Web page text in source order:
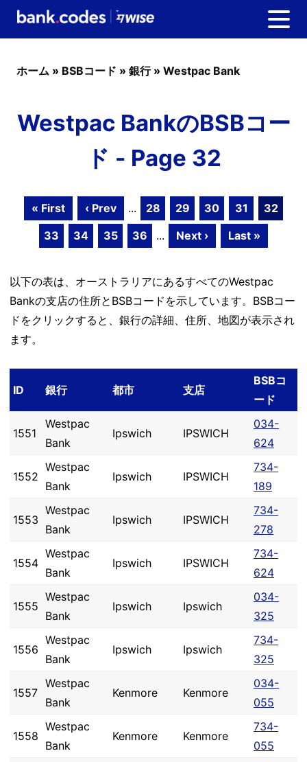
ホーム » BSBコード » 銀行» Westpac Bank
Westpac BankのBSBコー
ド - Page 32
« First ‹ Prev ... 28 29 30 31
32
33
34 35 36 ... Next › Last »
以下の表は、オーストラリアにあるすべてのWestpac
Bankの支店の住所とBSBコードを示しています。BSBコー
ドをクリックすると、銀行の詳細、住所、地図が表示され
ます。
ID 銀行 都市 支店
BSBコ
ード
1551
Westpac
Bank
Ipswich IPSWICH
034-
624
1552
Westpac
Bank
Ipswich IPSWICH
734-
189
1553
Westpac
Bank
Ipswich IPSWICH
734-
278
1554
Westpac
Bank
Ipswich IPSWICH
734-
624
1555
Westpac
Bank
Ipswich Ipswich
034-
325
1556
Westpac
Bank
Ipswich Ipswich
734-
325
1557
Westpac
Bank
Kenmore Kenmore
034-
055
1558
Westpac
Bank
Kenmore Kenmore
734-
055